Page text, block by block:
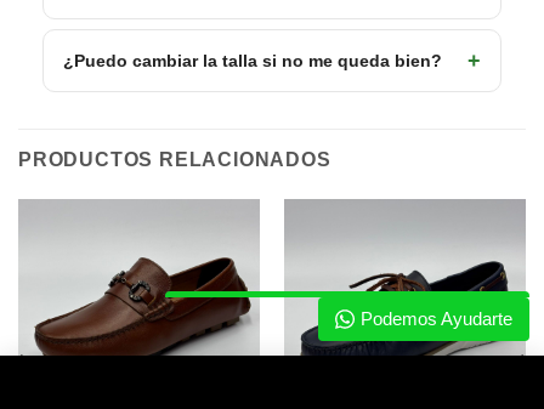
¿Puedo cambiar la talla si no me queda bien?
PRODUCTOS RELACIONADOS
Podemos Ayudarte